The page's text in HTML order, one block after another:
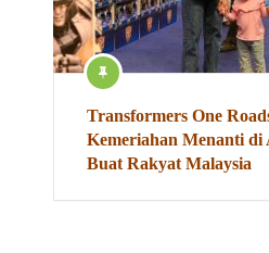
Transformers One
Kemeriahan Menanti
Buat Rakyat Malaysia